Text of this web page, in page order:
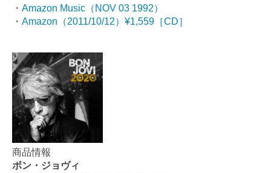
・ Amazon Music（NOV 03 1992）
・ Amazon（2011/10/12）¥1,559［CD］
商品情報
ボン・ジョヴィ